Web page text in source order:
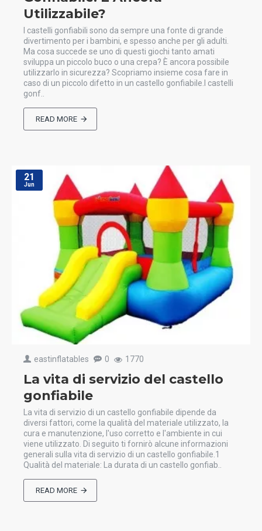
Utilizzabile?
I castelli gonfiabili sono da sempre una fonte di grande
divertimento per i bambini, e spesso anche per gli adulti.
Ma cosa succede se uno di questi giochi tanto amati
sviluppa un piccolo buco o una crepa? È ancora possibile
utilizzarlo in sicurezza? Scopriamo insieme cosa fare in
caso di un piccolo difetto in un castello gonfiabile.I castelli
gonf..
READ MORE
21
Jun
eastinflatables 0 1770
La vita di servizio del castello
gonfiabile
La vita di servizio di un castello gonfiabile dipende da
diversi fattori, come la qualità del materiale utilizzato, la
cura e manutenzione, l'uso corretto e l'ambiente in cui
viene utilizzato. Di seguito ti fornirò alcune informazioni
generali sulla vita di servizio di un castello gonfiabile.1
Qualità del materiale: La durata di un castello gonfiab..
READ MORE